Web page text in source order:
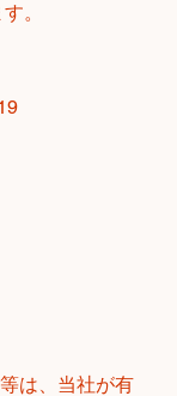
。
は、当社が有